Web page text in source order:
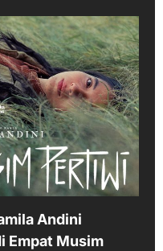
Andini
Empat Musim